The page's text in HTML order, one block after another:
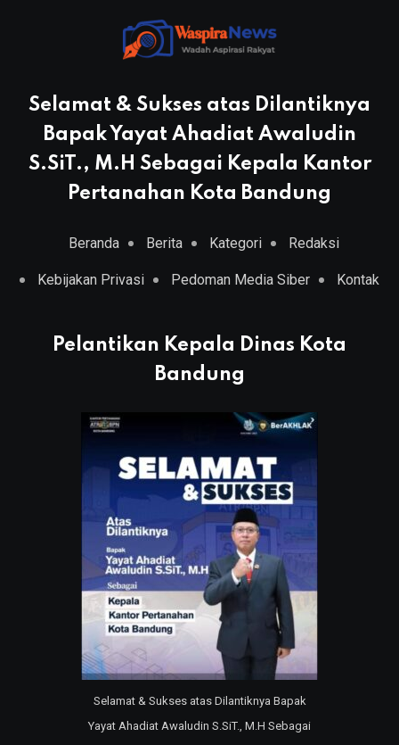
Selamat & Sukses atas Dilantiknya
Bapak Yayat Ahadiat Awaludin
S.SiT., M.H Sebagai Kepala Kantor
Pertanahan Kota Bandung
Beranda Berita Kategori Redaksi
Kebijakan Privasi Pedoman Media Siber Kontak
Pelantikan Kepala Dinas Kota
Bandung
Selamat & Sukses atas Dilantiknya Bapak
Yayat Ahadiat Awaludin S.SiT., M.H Sebagai